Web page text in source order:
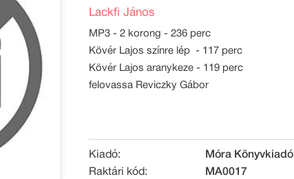
Lackfi János
MP3 - 2 korong - 236 perc
Kövér Lajos színre lép - 117 perc
Kövér Lajos aranykeze - 119 perc
felovassa Reviczky Gábor
Kiadó:
Móra Könyvkiadó
Raktári kód:
MA0017